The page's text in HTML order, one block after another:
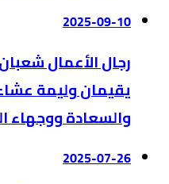
2025-09-10
رجال الأعمال
يقيمان وليمة
والسعادة ووجهاء
2025-07-26